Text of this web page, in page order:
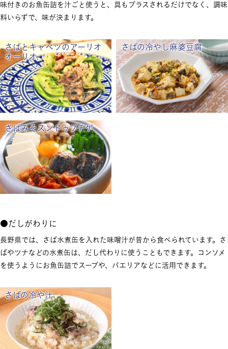
味付きのお魚缶詰を汁ごと使うと、具もプラスされるだけでなく、調味
料いらずで、味が決まります。
さばとキャベツのアーリオ
オーリオ
さばの冷やし麻婆豆腐
さばみそスンドゥブチゲ
●だしがわりに
長野県では、さば水煮缶を入れた味噌汁が昔から食べられています。さ
ばやツナなどの水煮缶は、だし代わりに使うこともできます。コンソメ
を使うようにお魚缶詰でスープや、パエリアなどに活用できます。
さばの冷や汁